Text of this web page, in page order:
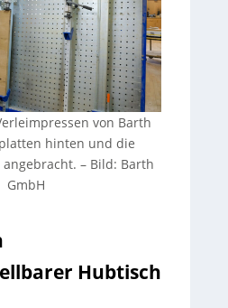
von Barth
hinten und die
angebracht. – Bild: Barth
GmbH
Hubtisch